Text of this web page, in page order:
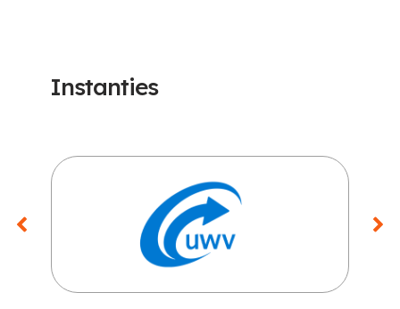
Instanties